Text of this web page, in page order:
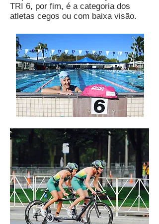
TRI 6, por fim, é a categoria dos
atletas cegos ou com baixa visão.